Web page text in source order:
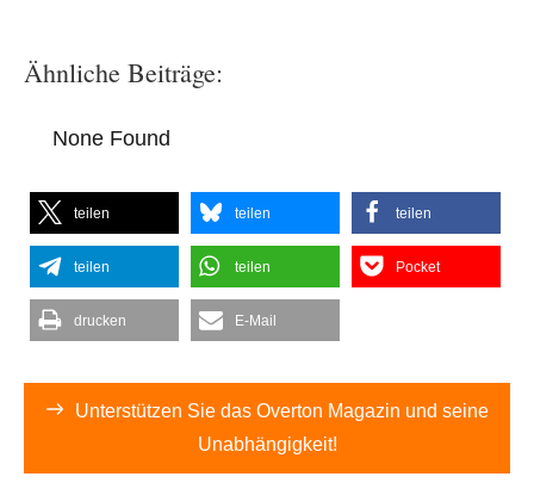
Ähnliche Beiträge:
None Found
teilen teilen teilen
teilen teilen Pocket
drucken E-Mail
Unterstützen Sie das Overton Magazin und seine
Unabhängigkeit!